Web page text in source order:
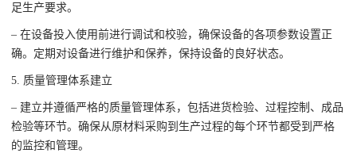
足生产要求。
– 在设备投入使用前进行调试和校验，确保设备的各项参数设置正
确。定期对设备进行维护和保养，保持设备的良好状态。
5. 质量管理体系建立
– 建立并遵循严格的质量管理体系，包括进货检验、过程控制、成品
检验等环节。确保从原材料采购到生产过程的每个环节都受到严格
的监控和管理。